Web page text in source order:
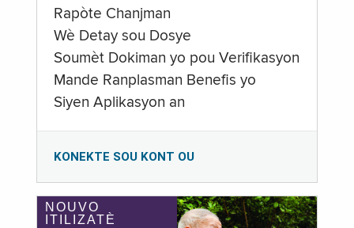
Rapòte Chanjman
Wè Detay sou Dosye
Soumèt Dokiman yo pou Verifikasyon
Mande Ranplasman Benefis yo
Siyen Aplikasyon an
KONEKTE SOU KONT OU
NOUVO
ITILIZATÈ